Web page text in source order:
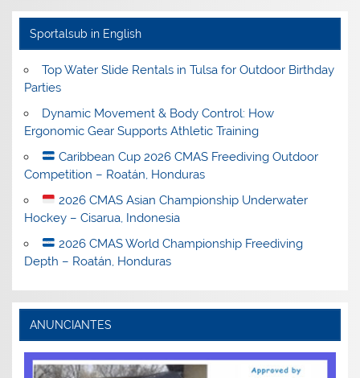
Sportalsub in English
Top Water Slide Rentals in Tulsa for Outdoor Birthday
Parties
Dynamic Movement & Body Control: How
Ergonomic Gear Supports Athletic Training
Caribbean Cup 2026 CMAS Freediving Outdoor
Competition – Roatán, Honduras
2026 CMAS Asian Championship Underwater
Hockey – Cisarua, Indonesia
2026 CMAS World Championship Freediving
Depth – Roatán, Honduras
ANUNCIANTES